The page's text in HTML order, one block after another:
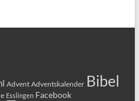
Advent Adventskalender Bibel
Esslingen Facebook